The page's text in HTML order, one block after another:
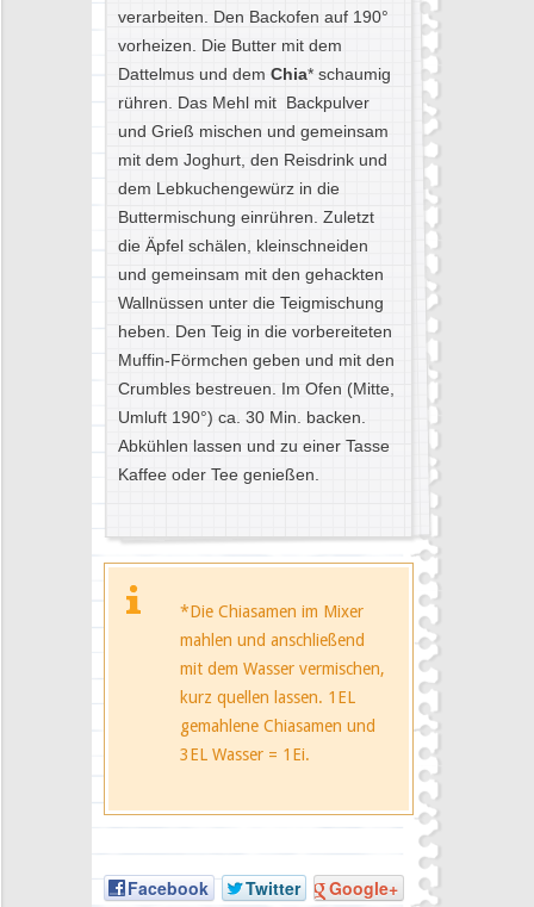
verarbeiten. Den Backofen auf 190°
vorheizen. Die Butter mit dem
Dattelmus und dem Chia* schaumig
rühren. Das Mehl mit Backpulver
und Grieß mischen und gemeinsam
mit dem Joghurt, den Reisdrink und
dem Lebkuchengewürz in die
Buttermischung einrühren. Zuletzt
die Äpfel schälen, kleinschneiden
und gemeinsam mit den gehackten
Wallnüssen unter die Teigmischung
heben. Den Teig in die vorbereiteten
Muffin-Förmchen geben und mit den
Crumbles bestreuen. Im Ofen (Mitte,
Umluft 190°) ca. 30 Min. backen.
Abkühlen lassen und zu einer Tasse
Kaffee oder Tee genießen.
*Die Chiasamen im Mixer
mahlen und anschließend
mit dem Wasser vermischen,
kurz quellen lassen. 1EL
gemahlene Chiasamen und
3EL Wasser = 1Ei.
Facebook Twitter
Google+